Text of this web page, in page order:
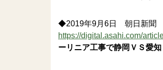
◆2019年9月6日 朝日新聞
https://digital.asahi.com/
ーリニア工事で静岡ＶＳ愛